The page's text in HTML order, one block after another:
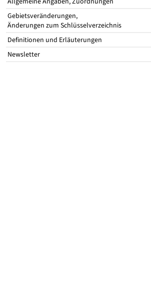
Gebietsveränderungen,
Änderungen zum Schlüsselverzeichnis
Definitionen und Erläuterungen
Newsletter